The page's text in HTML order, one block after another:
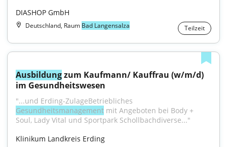
DIASHOP GmbH
Deutschland, Raum Bad Langensalza Teilzeit
Ausbildung zum Kaufmann/ Kauffrau (w/m/d)
im Gesundheitswesen
Gesundheitsmanagement mit Angeboten bei Body +
Soul, Lady Vital und Sportpark Schollbachdiverse..."
Klinikum Landkreis Erding